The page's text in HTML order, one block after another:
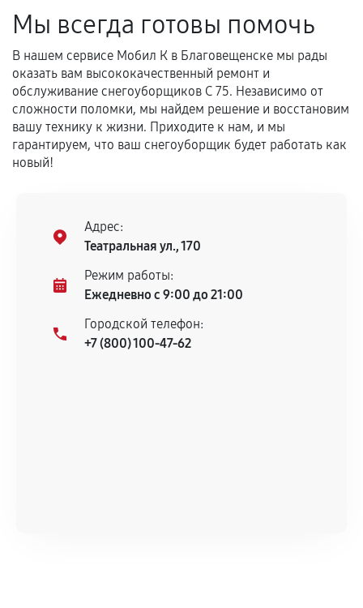
Мы всегда готовы помочь
В нашем сервисе Мобил К в Благовещенске мы рады
оказать вам высококачественный ремонт и
обслуживание снегоуборщиков С 75. Независимо от
сложности поломки, мы найдем решение и восстановим
вашу технику к жизни. Приходите к нам, и мы
гарантируем, что ваш снегоуборщик будет работать как
новый!
Адрес:
Театральная ул., 170
Режим работы:
Ежедневно с 9:00 до 21:00
Городской телефон:
+7 (800) 100-47-62